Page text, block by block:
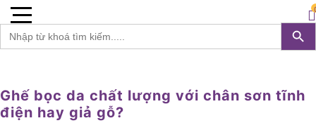
Furnist™
Search
for:
Search
0
Ghế bọc da chất lượng với chân sơn tĩnh
điện hay giả gỗ?